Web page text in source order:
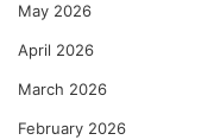
May 2026
April 2026
March 2026
February 2026